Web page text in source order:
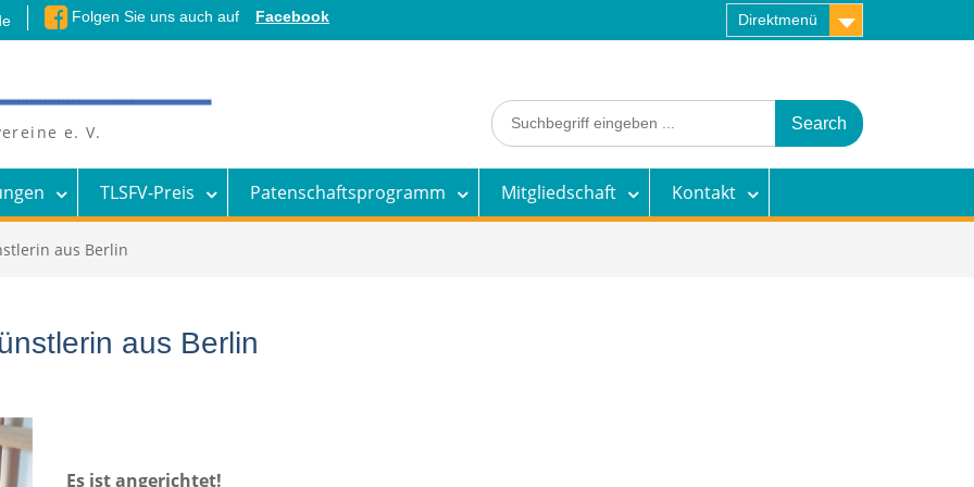
Folgen Sie uns auch auf Facebook Direktmenü
e. V.
Search
for:
TLSFV-Preis Patenschaftsprogramm Mitgliedschaft Kontakt
aus Berlin
aus Berlin
Es ist angerichtet!